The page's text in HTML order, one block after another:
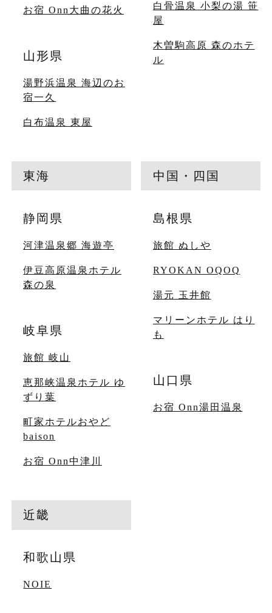
お宿 Onn大曲の花火
山形県
湯野浜温泉 海辺のお
宿一久
白布温泉 東屋
白骨温泉 小梨の湯 笹
屋
木曽駒高原 森のホテ
ル
東海
静岡県
河津温泉郷 海遊亭
伊豆高原温泉ホテル
森の泉
岐阜県
旅館 岐山
恵那峡温泉ホテル ゆ
ずり葉
町家ホテルおやど
baison
お宿 Onn中津川
近畿
和歌山県
NOIE
中国・四国
島根県
旅館 ぬしや
RYOKAN OQOQ
湯元 玉井館
マリーンホテル はり
も
山口県
お宿 Onn湯田温泉